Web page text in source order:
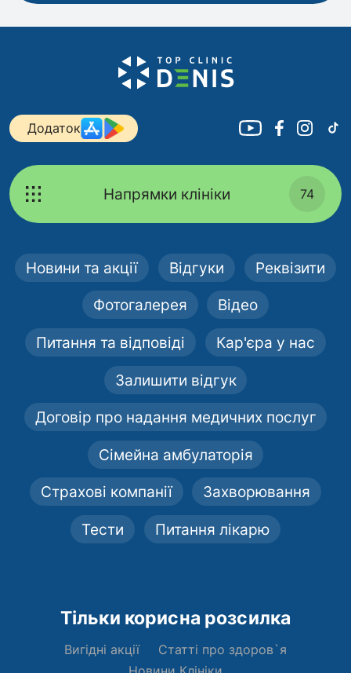
Додаток
Напрямки клініки 74
Новини та акції Відгуки Реквізити
Фотогалерея Відео
Питання та відповіді Кар'єра у нас
Залишити відгук
Договір про надання медичних послуг
Сімейна амбулаторія
Страхові компанії Захворювання
Тести Питання лікарю
Тільки корисна розсилка
Вигідні акції
Статті про здоров`я